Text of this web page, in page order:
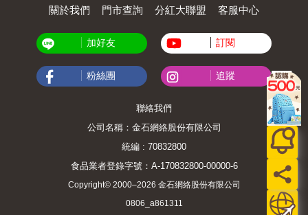
關於我們 門市查詢 分紅大聯盟 客服中心
加好友 訂閱
粉絲團 追蹤
聯絡我們
公司名稱：金石網絡股份有限公司
統編 : 70832800
食品業者登錄字號：A-170832800-00000-6
Copyright© 2000–2026 金石網絡股份有限公司
0806_a861311